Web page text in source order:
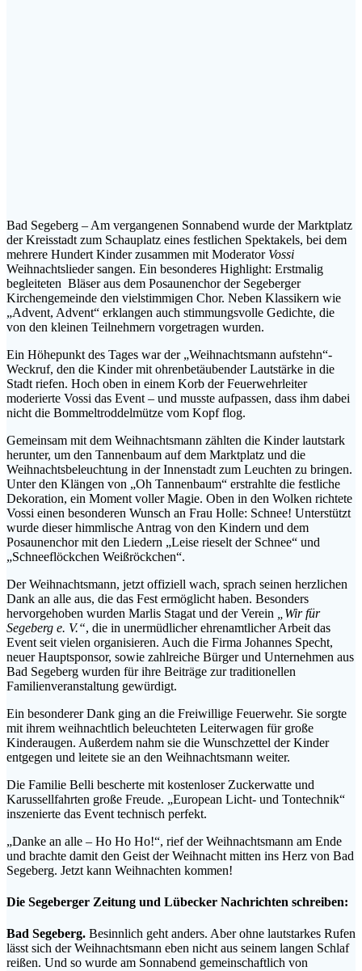
Bad Segeberg – Am vergangenen Sonnabend wurde der Marktplatz
der Kreisstadt zum Schauplatz eines festlichen Spektakels, bei dem
mehrere Hundert Kinder zusammen mit Moderator Vossi
Weihnachtslieder sangen. Ein besonderes Highlight: Erstmalig
begleiteten Bläser aus dem Posaunenchor der Segeberger
Kirchengemeinde den vielstimmigen Chor. Neben Klassikern wie
„Advent, Advent“ erklangen auch stimmungsvolle Gedichte, die
von den kleinen Teilnehmern vorgetragen wurden.
Ein Höhepunkt des Tages war der „Weihnachtsmann aufstehn“-
Weckruf, den die Kinder mit ohrenbetäubender Lautstärke in die
Stadt riefen. Hoch oben in einem Korb der Feuerwehrleiter
moderierte Vossi das Event – und musste aufpassen, dass ihm dabei
nicht die Bommeltroddelmütze vom Kopf flog.
Gemeinsam mit dem Weihnachtsmann zählten die Kinder lautstark
herunter, um den Tannenbaum auf dem Marktplatz und die
Weihnachtsbeleuchtung in der Innenstadt zum Leuchten zu bringen.
Unter den Klängen von „Oh Tannenbaum“ erstrahlte die festliche
Dekoration, ein Moment voller Magie. Oben in den Wolken richtete
Vossi einen besonderen Wunsch an Frau Holle: Schnee! Unterstützt
wurde dieser himmlische Antrag von den Kindern und dem
Posaunenchor mit den Liedern „Leise rieselt der Schnee“ und
„Schneeflöckchen Weißröckchen“.
Der Weihnachtsmann, jetzt offiziell wach, sprach seinen herzlichen
Dank an alle aus, die das Fest ermöglicht haben. Besonders
hervorgehoben wurden Marlis Stagat und der Verein
„Wir für
Segeberg e. V.“, die in unermüdlicher ehrenamtlicher Arbeit das
Event seit vielen organisieren. Auch die Firma Johannes Specht,
neuer Hauptsponsor, sowie zahlreiche Bürger und Unternehmen aus
Bad Segeberg wurden für ihre Beiträge zur traditionellen
Familienveranstaltung gewürdigt.
Ein besonderer Dank ging an die Freiwillige Feuerwehr. Sie sorgte
mit ihrem weihnachtlich beleuchteten Leiterwagen für große
Kinderaugen. Außerdem nahm sie die Wunschzettel der Kinder
entgegen und leitete sie an den Weihnachtsmann weiter.
Die Familie Belli bescherte mit kostenloser Zuckerwatte und
Karussellfahrten große Freude. „European Licht- und Tontechnik“
inszenierte das Event technisch perfekt.
„Danke an alle – Ho Ho Ho!“, rief der Weihnachtsmann am Ende
und brachte damit den Geist der Weihnacht mitten ins Herz von Bad
Segeberg. Jetzt kann Weihnachten kommen!
Die Segeberger Zeitung und Lübecker Nachrichten schreiben:
Bad Segeberg. Besinnlich geht anders. Aber ohne lautstarkes Rufen
lässt sich der Weihnachtsmann eben nicht aus seinem langen Schlaf
reißen. Und so wurde am Sonnabend gemeinschaftlich von